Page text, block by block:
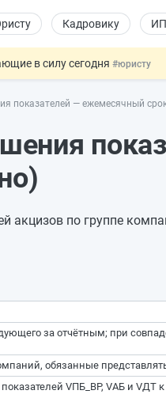
Кадровику ИП
в силу сегодня #юристу
в ТК РФ #кадровику
трудовых и ГПХ-отношений
показателей — ежемесячный
акцизов по группе
за отчётным; при
обязанные
VПБ_ВР, VАБ и VДТ